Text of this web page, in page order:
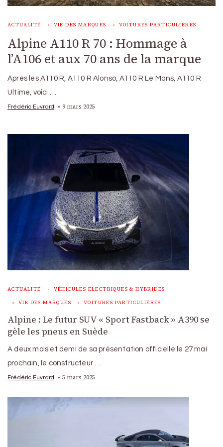
ACTUALITÉ VIE DES MARQUES VOITURES PARTICULIÈRES
Alpine A110 R 70 : Hommage à
l’A106 et aux 70 ans de la marque
Après les A110 R, A110 R Alonso, A110 R Le Mans, A110 R
Ultime, voici …
Frédéric Euvrard 9 mars 2025
ACTUALITÉ VÉHICULES ÉLECTRIQUES & HYBRIDES
VIE DES MARQUES VOITURES PARTICULIÈRES
Alpine : Le futur SUV « Sport Fastback » A390 se
gèle les pneus en Suède
A deux mois et demi de sa présentation officielle le 27 mai
prochain, le constructeur …
Frédéric Euvrard 5 mars 2025